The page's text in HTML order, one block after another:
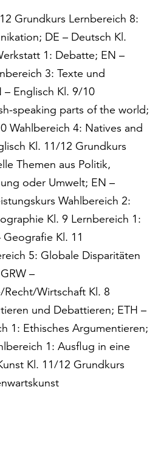
Grundkurs Lernbereich 8:
DE – Deutsch Kl.
1: Debatte; EN –
3: Texte und
– Englisch Kl. 9/10
speaking parts of the world;
Wahlbereich 4: Natives and
Kl. 11/12 Grundkurs
Themen aus Politik,
oder Umwelt; EN –
Wahlbereich 2:
Kl. 9 Lernbereich 1:
Kl. 11
5: Globale Disparitäten
–
Wirtschaft Kl. 8
und Debattieren; ETH –
1: Ethisches Argumentieren;
1: Ausflug in eine
Kl. 11/12 Grundkurs